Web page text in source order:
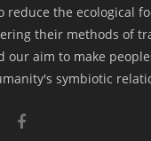
reduce the ecological
their methods of
our aim to make
symbiotic